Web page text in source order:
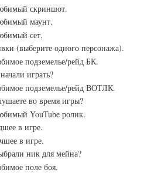
скриншот.
маунт.
сет.
(выберите одного персонажа).
подземелье/рейд БК.
играть?
подземелье/рейд ВОТЛК.
во время игры?
YouTube ролик.
в игре.
в игре.
ник для мейна?
поле боя.